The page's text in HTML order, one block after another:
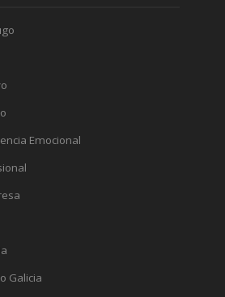
Emocional
Galicia